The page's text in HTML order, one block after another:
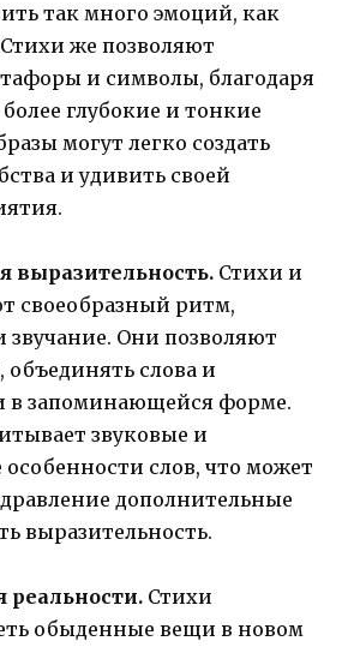
так много эмоций, как
же позволяют
и символы, благодаря
глубокие и тонкие
могут легко создать
и удивить своей
выразительность. Стихи и
своеобразный ритм,
звучание. Они позволяют
объединять слова и
в запоминающейся форме.
звуковые и
слов, что может
дополнительные
выразительность.
Стихи
обыденные вещи в новом